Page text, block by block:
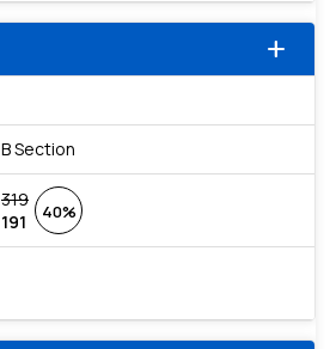
add
B Section
319
191
40%